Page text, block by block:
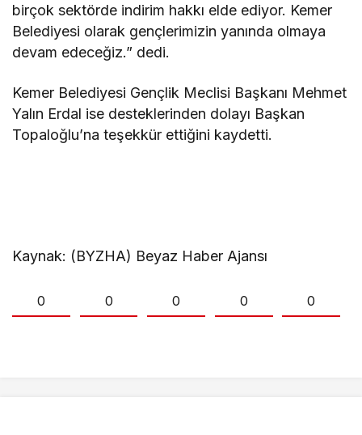
birçok sektörde indirim hakkı elde ediyor. Kemer
Belediyesi olarak gençlerimizin yanında olmaya
devam edeceğiz.” dedi.
Kemer Belediyesi Gençlik Meclisi Başkanı Mehmet
Yalın Erdal ise desteklerinden dolayı Başkan
Topaloğlu’na teşekkür ettiğini kaydetti.
Kaynak: (BYZHA) Beyaz Haber Ajansı
0 0 0 0 0